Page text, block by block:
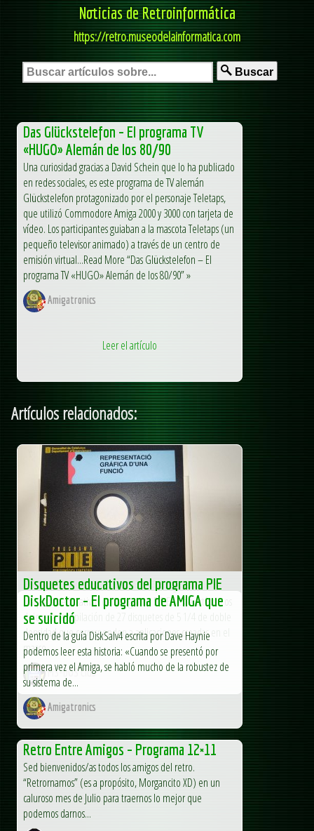
Noticias de Retroinformática
https://retro.museodelainformatica.com
Buscar
Das Glückstelefon – El programa TV
«HUGO» Alemán de los 80/90
Una curiosidad gracias a David Schein que lo ha publicado
en redes sociales, es este programa de TV alemán
Glückstelefon protagonizado por el personaje Teletaps,
que utilizó Commodore Amiga 2000 y 3000 con tarjeta de
vídeo. Los participantes guiaban a la mascota Teletaps (un
pequeño televisor animado) a través de un centro de
emisión virtual...Read More “Das Glückstelefon – El
programa TV «HUGO» Alemán de los 80/90” »
Amigatronics
Leer el artículo
Artículos relacionados:
Disquetes educativos del programa PIE
Disquetes educativos del programa PIE En este artículo os
dejo una recopilación de 27 disquetes de 5 1/4 de doble
densidad que corresponden a aplicaciones creadas en el
marco...
MS-DOS Club
DiskDoctor – El programa de AMIGA que
se suicidó
Dentro de la guía DiskSalv4 escrita por Dave Haynie
podemos leer esta historia: «Cuando se presentó por
primera vez el Amiga, se habló mucho de la robustez de
su sistema de...
Amigatronics
Retro Entre Amigos – Programa 12×11
Sed bienvenidos/as todos los amigos del retro.
“Retrornamos” (es a propósito, Morgancito XD) en un
caluroso mes de Julio para traernos lo mejor que
podemos darnos...